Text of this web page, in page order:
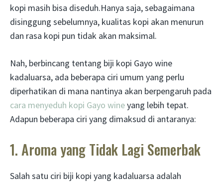
kopi masih bisa diseduh.Hanya saja, sebagaimana
disinggung sebelumnya, kualitas kopi akan menurun
dan rasa kopi pun tidak akan maksimal.
Nah, berbincang tentang biji kopi Gayo wine
kadaluarsa, ada beberapa ciri umum yang perlu
diperhatikan di mana nantinya akan berpengaruh pada
cara menyeduh kopi Gayo wineyang lebih tepat.
Adapun beberapa ciri yang dimaksud di antaranya:
1. Aroma yang Tidak Lagi Semerbak
Salah satu ciri biji kopi yang kadaluarsa adalah